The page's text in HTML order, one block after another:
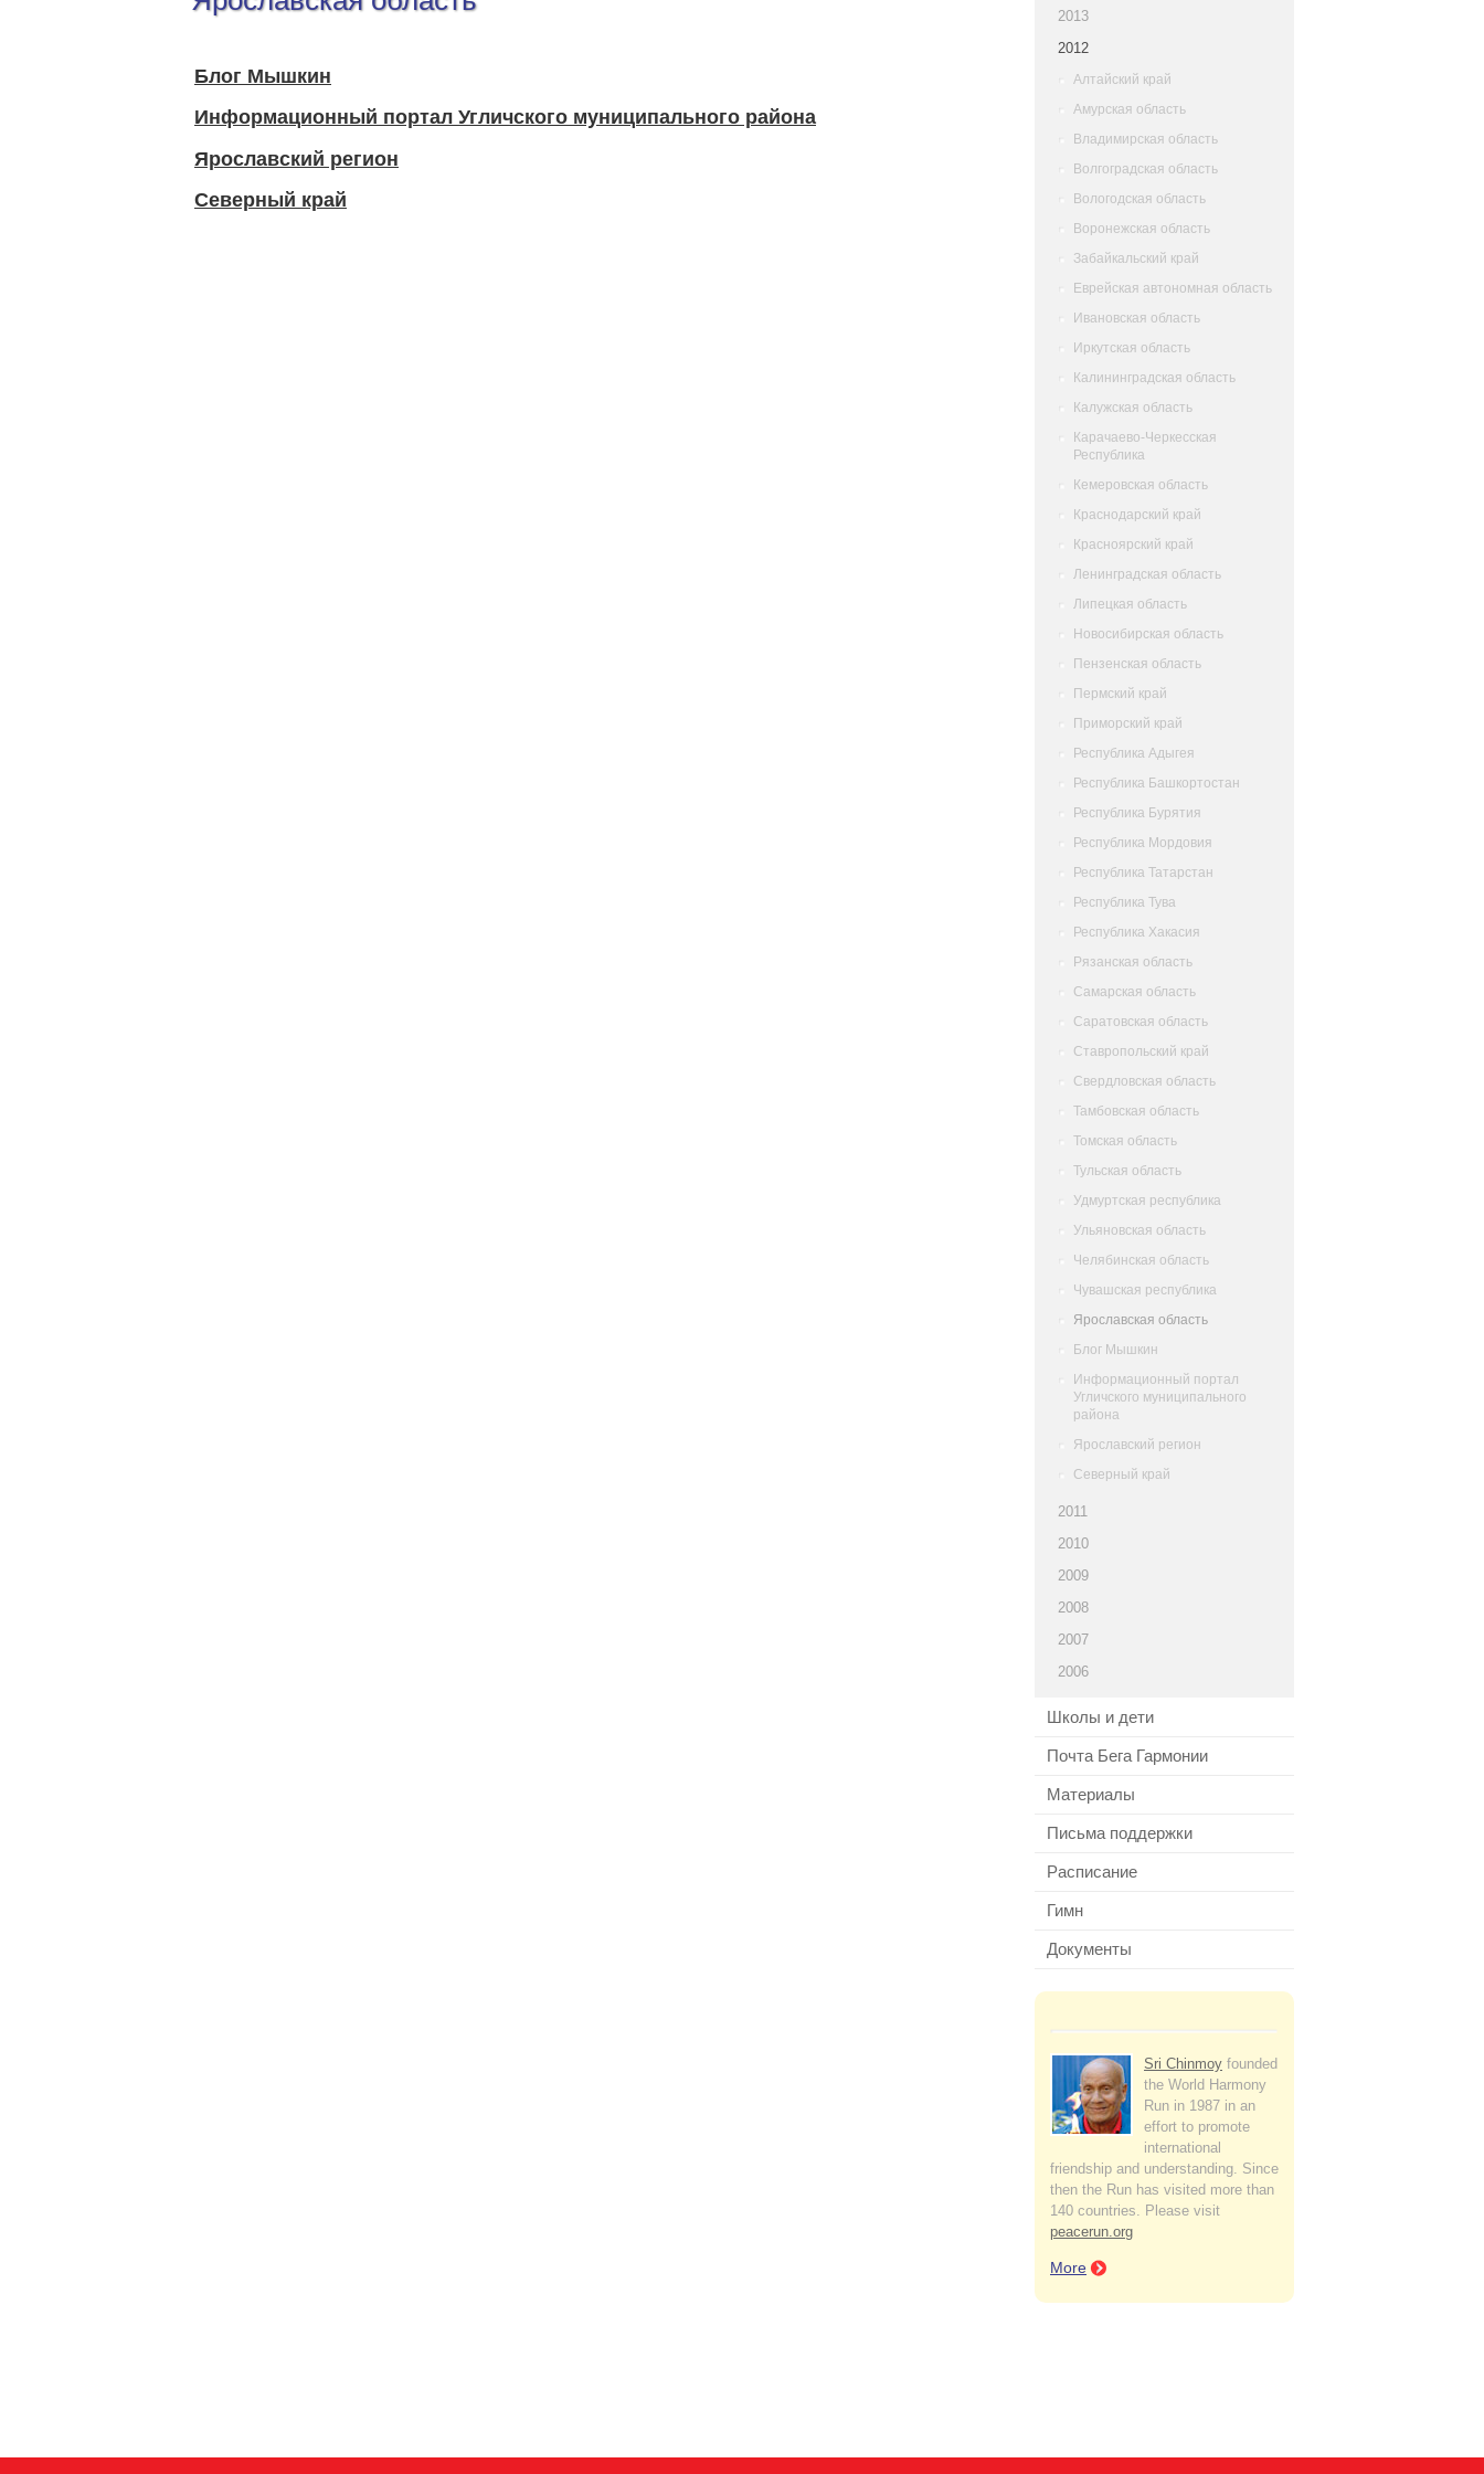
2013
2012
Алтайский край
Амурская область
Владимирская область
Волгоградская область
Вологодская область
Воронежская область
Забайкальский край
Еврейская автономная область
Ивановская область
Иркутская область
Калининградская область
Калужская область
Карачаево-Черкесская
Республика
Кемеровская область
Краснодарский край
Красноярский край
Ленинградская область
Липецкая область
Новосибирская область
Пензенская область
Пермский край
Приморский край
Республика Адыгея
Республика Башкортостан
Республика Бурятия
Республика Мордовия
Республика Татарстан
Республика Тува
Республика Хакасия
Рязанская область
Самарская область
Саратовская область
Ставропольский край
Свердловская область
Тамбовская область
Томская область
Тульская область
Удмуртская республика
Ульяновская область
Челябинская область
Чувашская республика
Ярославская область
Блог Мышкин
Информационный портал
Угличского муниципального
района
Ярославский регион
Северный край
2011
2010
2009
2008
2007
2006
Школы и дети
Почта Бега Гармонии
Материалы
Письма поддержки
Расписание
Гимн
Документы
Sri Chinmoy founded
the World Harmony
Run in 1987 in an
effort to promote
international
friendship and understanding. Since
then the Run has visited more than
140 countries. Please visit
peacerun.org
More
Блог Мышкин
Информационный портал Угличского муниципального района
Ярославский регион
Северный край